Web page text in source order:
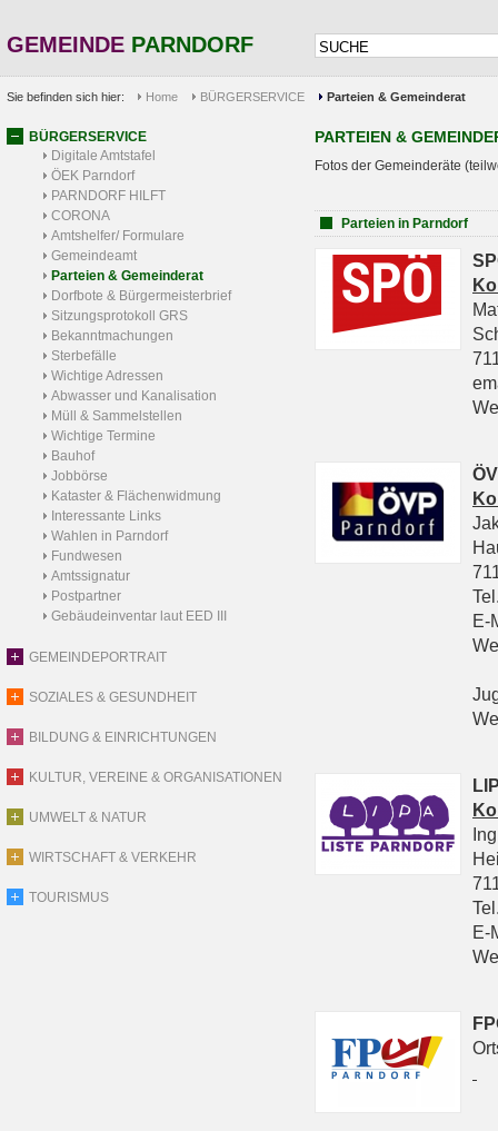
GEMEINDE PARNDORF
Sie befinden sich hier: Home BÜRGERSERVICE Parteien & Gemeinderat
BÜRGERSERVICE
Digitale Amtstafel
ÖEK Parndorf
PARNDORF HILFT
CORONA
Amtshelfer/ Formulare
Gemeindeamt
Parteien & Gemeinderat
Dorfbote & Bürgermeisterbrief
Sitzungsprotokoll GRS
Bekanntmachungen
Sterbefälle
Wichtige Adressen
Abwasser und Kanalisation
Müll & Sammelstellen
Wichtige Termine
Bauhof
Jobbörse
Kataster & Flächenwidmung
Interessante Links
Wahlen in Parndorf
Fundwesen
Amtssignatur
Postpartner
Gebäudeinventar laut EED III
GEMEINDEPORTRAIT
SOZIALES & GESUNDHEIT
BILDUNG & EINRICHTUNGEN
KULTUR, VEREINE & ORGANISATIONEN
UMWELT & NATUR
WIRTSCHAFT & VERKEHR
TOURISMUS
PARTEIEN &
Fotos der Gemeinderäte
Parteien in Parndorf
E-
E-